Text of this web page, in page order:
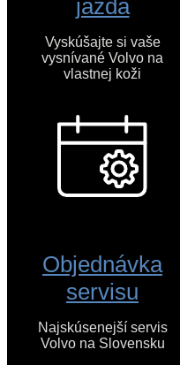
jazda
Vyskúšajte si vaše
vysnívané Volvo na
vlastnej koži
Objednávka
servisu
Najskúsenejší servis
Volvo na Slovensku